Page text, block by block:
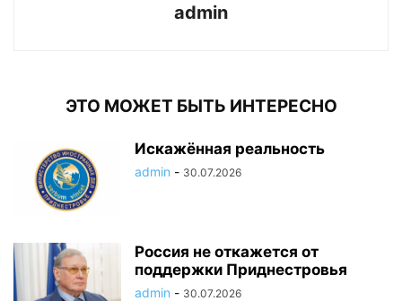
admin
ЭТО МОЖЕТ БЫТЬ ИНТЕРЕСНО
Искажённая реальность
admin - 30.07.2026
Россия не откажется от
поддержки Приднестровья
admin - 30.07.2026